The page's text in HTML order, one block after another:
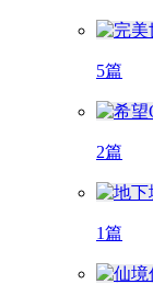
5篇
2篇
1篇